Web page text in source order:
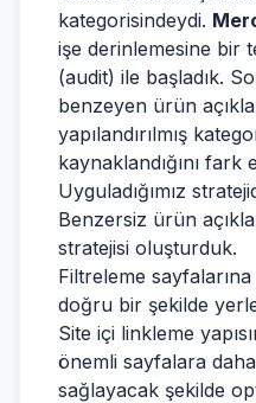
kategorisindeydi.
işe derinlemesine bir
(audit) ile başladık.
benzeyen ürün
yapılandırılmış
kaynaklandığını fark
Uyguladığımız
Benzersiz ürün
stratejisi oluşturduk.
Filtreleme
doğru bir şekilde
Site içi linkleme
önemli sayfalara daha
sağlayacak şekilde